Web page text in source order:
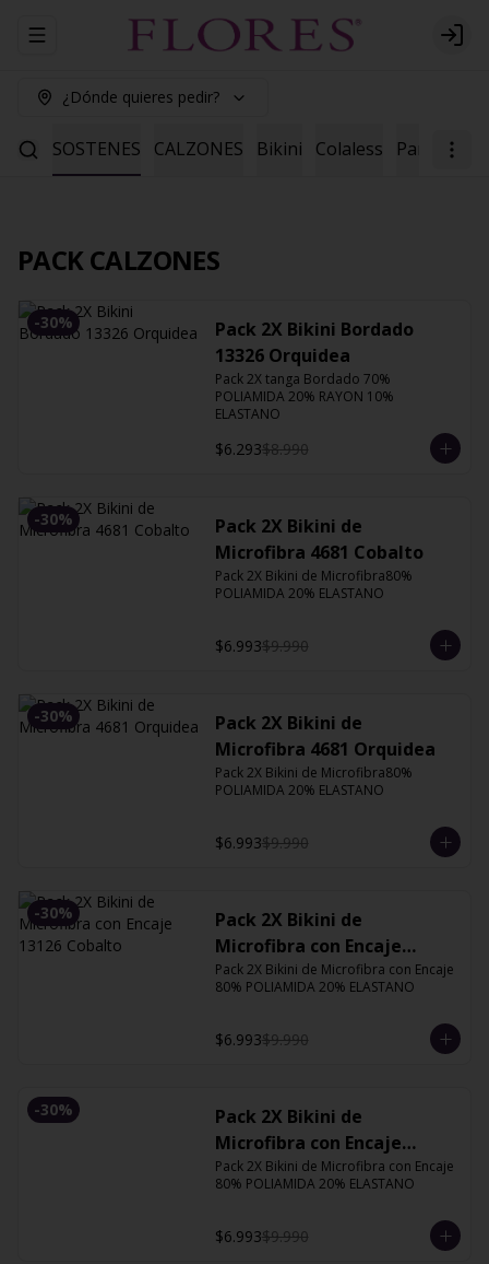
Abrir menu de navegación Login
¿Dónde quieres pedir?
SOSTENES CALZONES Bikini Colaless Pantaleta
PACK CALZONES
-30%
Pack 2X Bikini Bordado
13326 Orquidea
Pack 2X tanga Bordado 70%
POLIAMIDA 20% RAYON 10%
ELASTANO
$6.293$8.990
-30%
Pack 2X Bikini de
Microfibra 4681 Cobalto
Pack 2X Bikini de Microfibra80%
POLIAMIDA 20% ELASTANO
$6.993$9.990
-30%
Pack 2X Bikini de
Microfibra 4681 Orquidea
Pack 2X Bikini de Microfibra80%
POLIAMIDA 20% ELASTANO
$6.993$9.990
-30%
Pack 2X Bikini de
Microfibra con Encaje
13126 Cobalto
Pack 2X Bikini de Microfibra con Encaje
80% POLIAMIDA 20% ELASTANO
$6.993$9.990
-30%
Pack 2X Bikini de
Microfibra con Encaje
13126 Orquidea
Pack 2X Bikini de Microfibra con Encaje
80% POLIAMIDA 20% ELASTANO
$6.993$9.990